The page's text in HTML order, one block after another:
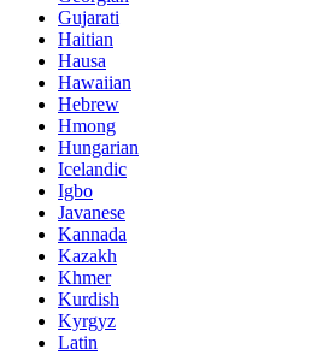
Gujarati
Haitian
Hausa
Hawaiian
Hebrew
Hmong
Hungarian
Icelandic
Igbo
Javanese
Kannada
Kazakh
Khmer
Kurdish
Kyrgyz
Latin